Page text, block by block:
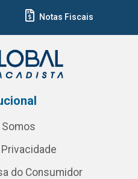
Notas Fiscais
Somos
do Consumidor